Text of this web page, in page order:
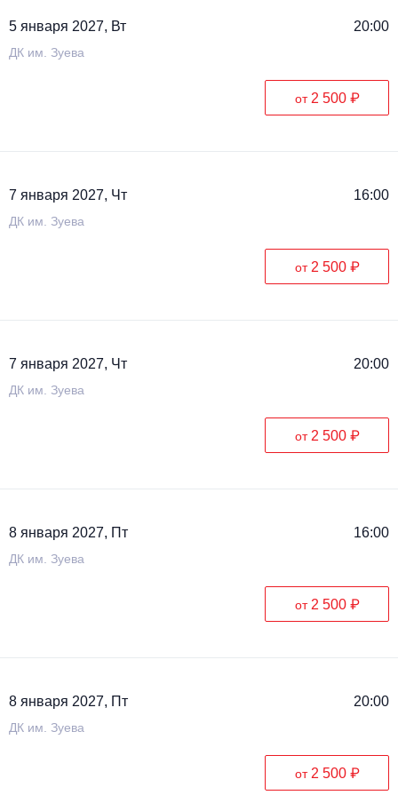
5 января 2027, Вт 20:00
ДК им. Зуева
от 2 500 ₽
7 января 2027, Чт 16:00
ДК им. Зуева
от 2 500 ₽
7 января 2027, Чт 20:00
ДК им. Зуева
от 2 500 ₽
8 января 2027, Пт 16:00
ДК им. Зуева
от 2 500 ₽
8 января 2027, Пт 20:00
ДК им. Зуева
от 2 500 ₽